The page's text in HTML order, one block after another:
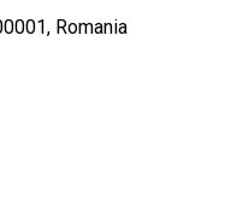
Romania